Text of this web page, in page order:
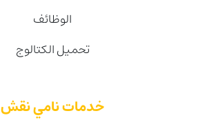
الوظائف
تحميل الكتالوج
خدمات نامي نقش